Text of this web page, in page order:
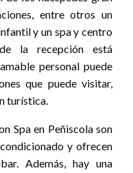
entre otros un
y un spa y centro
la recepción está
personal puede
que puede visitar,
turística.
Spa en Peñiscola son
y ofrecen
Además, hay una